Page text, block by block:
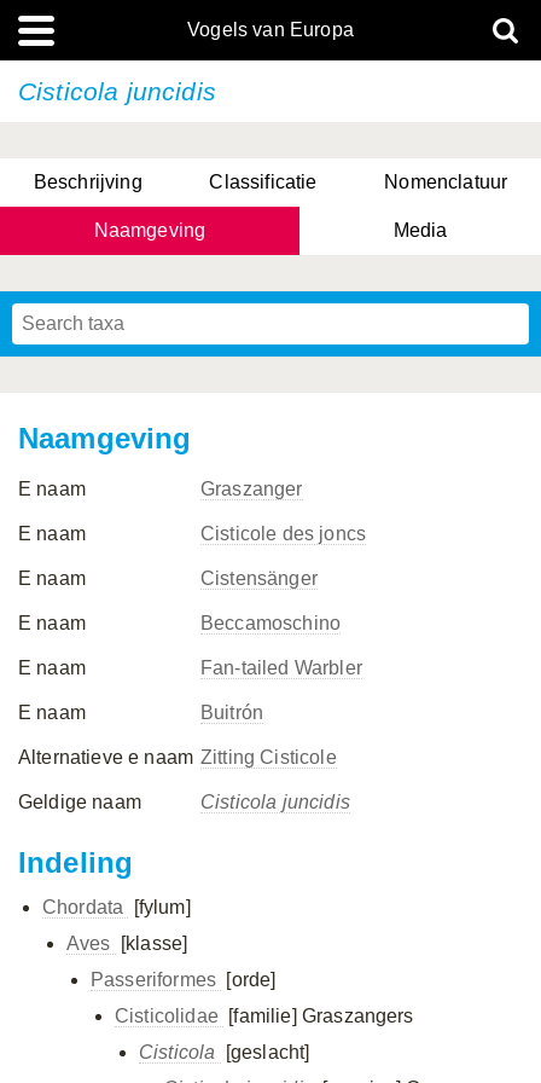
Vogels van Europa
Cisticola juncidis
Beschrijving Classificatie Nomenclatuur
Naamgeving Media
Naamgeving
E naam Graszanger
E naam Cisticole des joncs
E naam Cistensänger
E naam Beccamoschino
E naam Fan-tailed Warbler
E naam Buitrón
Alternatieve e naam Zitting Cisticole
Geldige naam Cisticola juncidis
Indeling
Chordata
[fylum]
Aves
[klasse]
Passeriformes [orde]
Cisticolidae [familie] Graszangers
Cisticola
[geslacht]